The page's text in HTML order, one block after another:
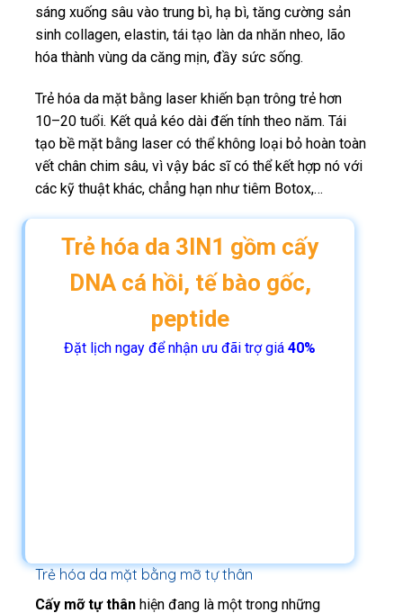
sáng xuống sâu vào trung bì, hạ bì, tăng cường sản
sinh collagen, elastin, tái tạo làn da nhăn nheo, lão
hóa thành vùng da căng mịn, đầy sức sống.
Trẻ hóa da mặt bằng laser khiến bạn trông trẻ hơn
10–20 tuổi. Kết quả kéo dài đến tính theo năm. Tái
tạo bề mặt bằng laser có thể không loại bỏ hoàn toàn
vết chân chim sâu, vì vậy bác sĩ có thể kết hợp nó với
các kỹ thuật khác, chẳng hạn như tiêm Botox,…
Trẻ hóa da 3IN1 gồm cấy
DNA cá hồi, tế bào gốc,
peptide
Đặt lịch ngay để nhận ưu đãi trợ giá 40%
Trẻ hóa da mặt bằng mỡ tự thân
Cấy mỡ tự thân hiện đang là một trong những